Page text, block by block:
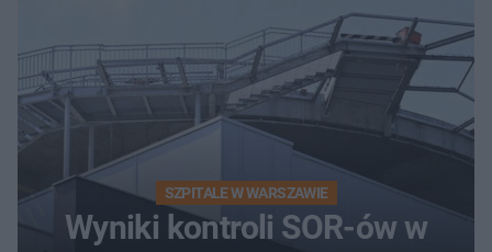
SZPITALE W WARSZAWIE
Wyniki kontroli SOR-ów w